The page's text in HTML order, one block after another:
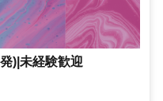
)|未経験歓迎